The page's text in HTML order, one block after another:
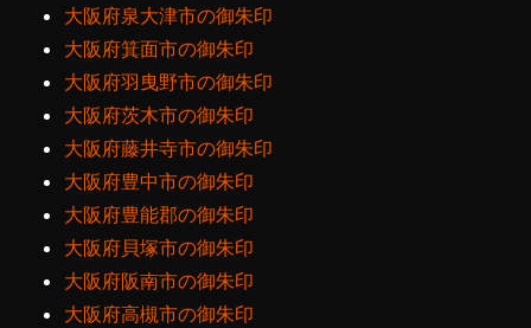
大阪府泉大津市の御朱印
大阪府箕面市の御朱印
大阪府羽曳野市の御朱印
大阪府茨木市の御朱印
大阪府藤井寺市の御朱印
大阪府豊中市の御朱印
大阪府豊能郡の御朱印
大阪府貝塚市の御朱印
大阪府阪南市の御朱印
大阪府高槻市の御朱印